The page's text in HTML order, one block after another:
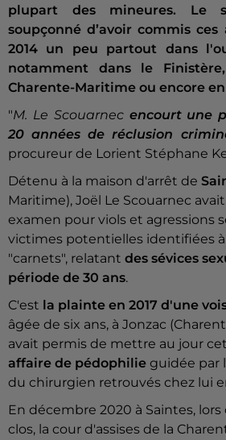
plupart des mineures. Le
soupçonné d’avoir commis ces
2014 un peu partout dans
notamment dans le
Charente-Maritime ou encore
"M. Le Scouarnecencourt une
20 années de réclusion
procureur de Lorient Stéphane
Détenu à la maison d'arrêt de
Maritime), Joël Le Scouarnec
examen pour viols et agressions
victimes potentielles identifiées
"carnets", relatant des sévices
période de 30 ans.
C'est la plainte en 2017 d'une
âgée de six ans, à Jonzac
avait permis de mettre au jour
affaire de pédophilie guidée par
du chirurgien retrouvés chez lui
En décembre 2020 à Saintes,
clos, la cour d'assises de la